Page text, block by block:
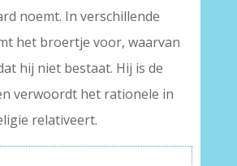
noemt. In verschillende
het broertje voor, waarvan
hij niet bestaat. Hij is de
verwoordt het rationele in
relativeert.